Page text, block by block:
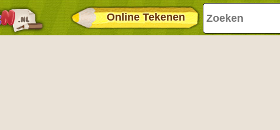
Online Tekenen